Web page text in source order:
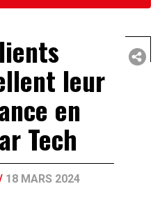
leur
en
Tech
18 MARS 2024